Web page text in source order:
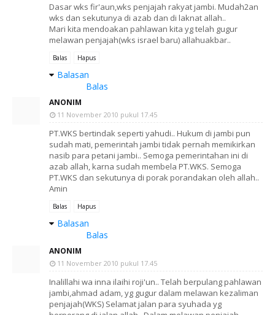
Dasar wks fir'aun,wks penjajah rakyat jambi. Mudah2an
wks dan sekutunya di azab dan di laknat allah..
Mari kita mendoakan pahlawan kita yg telah gugur
melawan penjajah(wks israel baru) allahuakbar..
Balas Hapus
Balasan
Balas
ANONIM
11 November 2010 pukul 17.45
PT.WKS bertindak seperti yahudi.. Hukum di jambi pun
sudah mati, pemerintah jambi tidak pernah memikirkan
nasib para petani jambi.. Semoga pemerintahan ini di
azab allah, karna sudah membela PT.WKS. Semoga
PT.WKS dan sekutunya di porak porandakan oleh allah..
Amin
Balas Hapus
Balasan
Balas
ANONIM
11 November 2010 pukul 17.45
Inalillahi wa inna ilaihi roji'un.. Telah berpulang pahlawan
jambi,ahmad adam, yg gugur dalam melawan kezaliman
penjajah(WKS) Selamat jalan para syuhada yg